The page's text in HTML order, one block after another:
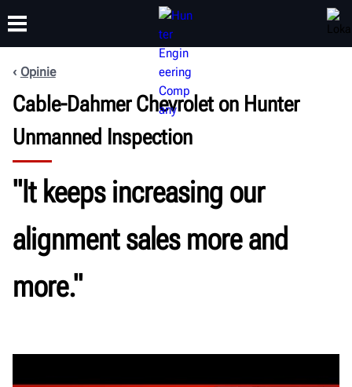
PRODUKTY WSPARCIE
SZKOLENIA
O NAS
Opinie
Cable-Dahmer Chevrolet on Hunter
Unmanned Inspection
"It keeps increasing our
alignment sales more and
more."